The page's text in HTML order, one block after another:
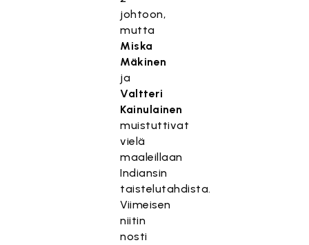
johtoon,
mutta
Miska
Mäkinen
ja
Valtteri
Kainulainen
muistuttivat
vielä
maaleillaan
Indiansin
taistelutahdista.
Viimeisen
niitin
nosti